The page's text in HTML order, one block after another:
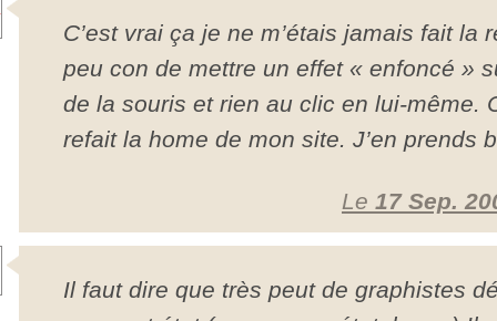
C’est vrai ça je ne m’étais jamais fait la
peu con de mettre un effet « enfoncé »
de la souris et rien au clic en lui-même.
refait la home de mon site. J’en prends
Le 17 Sep.
Il faut dire que très peut de graphistes